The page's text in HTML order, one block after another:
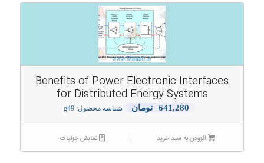
Benefits of Power Electronic Interfaces
for Distributed Energy Systems
641,280 تومان شناسه محصول: g49
افزودن به سبد خرید نمایش جزئیات